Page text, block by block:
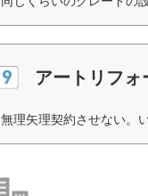
アートリフォ
無理矢理契約させない。